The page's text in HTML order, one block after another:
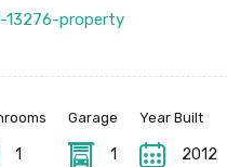
13276-property
1
Garage
1
Year Built
2012